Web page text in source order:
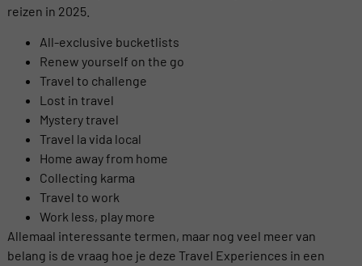
reizen in 2025.
All-exclusive bucketlists
Renew yourself on the go
Travel to challenge
Lost in travel
Mystery travel
Travel la vida local
Home away from home
Collecting karma
Travel to work
Work less, play more
Allemaal interessante termen, maar nog veel meer van
belang is de vraag hoe je deze Travel Experiences in een